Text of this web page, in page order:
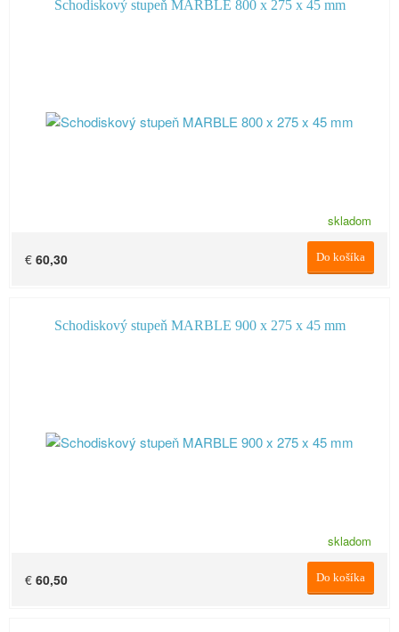
Schodiskový stupeň MARBLE 800 x 275 x 45 mm
skladom
Do košíka
€ 60,30
Schodiskový stupeň MARBLE 900 x 275 x 45 mm
skladom
Do košíka
€ 60,50